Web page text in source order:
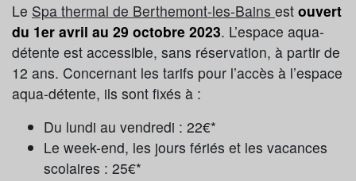
Le Spa thermal de Berthemont-les-Bains est ouvert
du 1er avril au 29 octobre 2023. L’espace aqua-
détente est accessible, sans réservation, à partir de
12 ans. Concernant les tarifs pour l’accès à l’espace
aqua-détente, ils sont fixés à :
Du lundi au vendredi : 22€*
Le week-end, les jours fériés et les vacances
scolaires : 25€*